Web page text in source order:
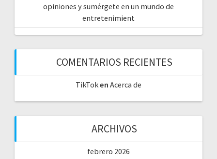
opiniones y sumérgete en un mundo de
entretenimient
COMENTARIOS RECIENTES
TikToken Acerca de
ARCHIVOS
febrero 2026